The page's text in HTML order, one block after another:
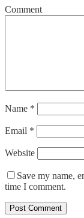
Comment
Name *
Email *
Website
Save my name,
time I comment.